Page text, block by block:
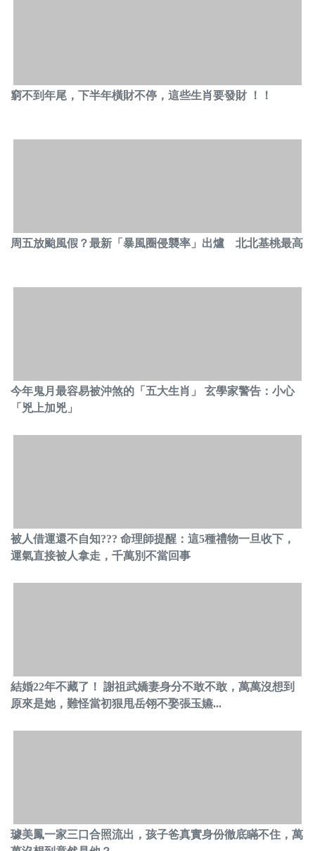
窮不到年尾，下半年橫財不停，這些生肖要發財 ！！
周五放颱風假？最新「暴風圈侵襲率」出爐 北北基桃最高
今年鬼月最容易被沖煞的「五大生肖」 玄學家警告：小心
「兇上加兇」
被人借運還不自知??? 命理師提醒：這5種禮物一旦收下，
運氣直接被人拿走，千萬別不當回事
結婚22年不藏了！ 謝祖武嬌妻身分不敢不敢，萬萬沒想到
原來是她，難怪當初狠甩岳翎不娶張玉嬿...
璩美鳳一家三口合照流出，孩子爸真實身份徹底瞞不住，萬